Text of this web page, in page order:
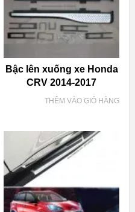
Bậc lên xuống xe Honda
CRV 2014-2017
THÊM VÀO GIỎ HÀNG